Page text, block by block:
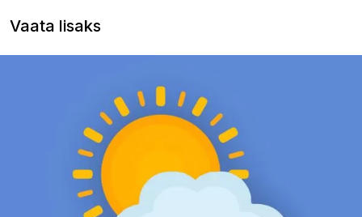
Vaata lisaks